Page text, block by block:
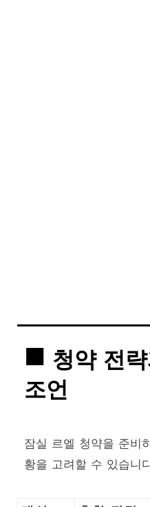
청약 전
조언
잠실 르엘 청약을 준비
황을 고려할 수 있습니